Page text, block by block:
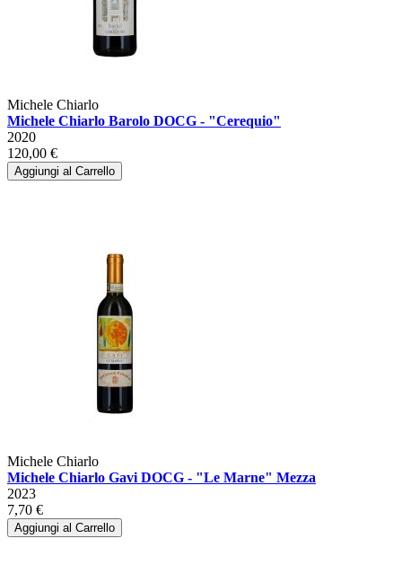
Michele Chiarlo
Michele Chiarlo Barolo DOCG - "Cerequio"
2020
120,00 €
Aggiungi al Carrello
Michele Chiarlo
Michele Chiarlo Gavi DOCG - "Le Marne" Mezza
2023
7,70 €
Aggiungi al Carrello